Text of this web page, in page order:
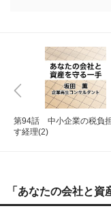
第94話 中小企業の税負
す経理(2)
「あなたの会社と